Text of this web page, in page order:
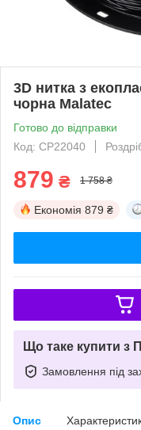
3D нитка з
чорна Malatec
Готово до відправки
Код: СР22040
879 ₴ 1 758 ₴
Економія 879 ₴
Що таке купити з
Замовлення під
Опис